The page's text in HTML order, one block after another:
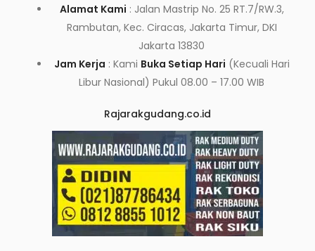
Alamat Kami : Jalan Mastrip No. 25 RT.7/RW.3,
Rambutan, Kec. Ciracas, Jakarta Timur, DKI
Jakarta 13830
Jam Kerja : Kami Buka Setiap Hari (Kecuali Hari
Libur Nasional) Pukul 08.00 – 17.00 WIB
Rajarakgudang.co.id